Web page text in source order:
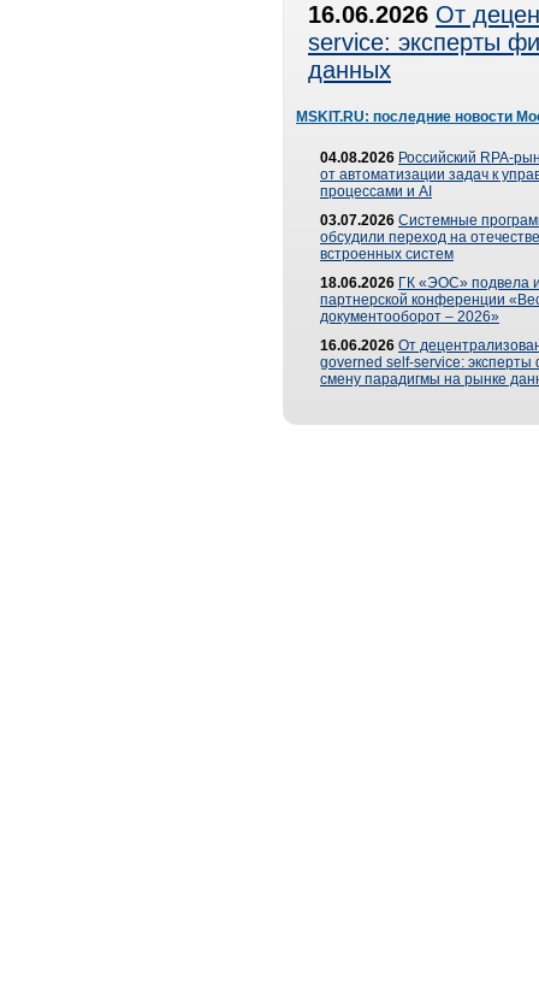
16.06.2026 От
service: эксперты
данных
MSKIT.RU: последние новости
04.08.2026 Российский RPA-
от автоматизации задач к
процессами и AI
03.07.2026 Системные
обсудили переход на
встроенных систем
18.06.2026 ГК «ЭОС» подвела
партнерской конференции
документооборот – 2026»
16.06.2026 От
governed self-service: эксперты
смену парадигмы на рынке